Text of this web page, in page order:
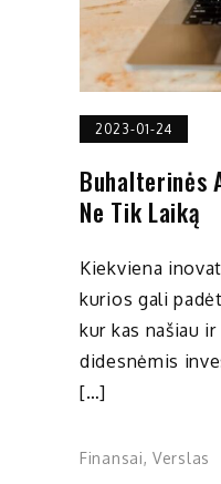
2023-01-24
Buhalterinės
Ne Tik Laiką
Kiekviena
kurios gali
kur kas našiau
didesnėmis
[…]
Finansai,Verslas